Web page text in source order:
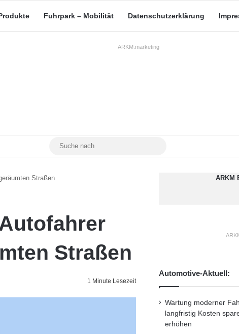
Fuhrpark – Mobilität Datenschutzerklärung
ARKM.marketing
YouTubeMastodon
Straßen
Straßen
1 Minute Lesezeit
ARKM
Automotive-Aktuell:
Wartung moderner
langfristig Kosten
erhöhen